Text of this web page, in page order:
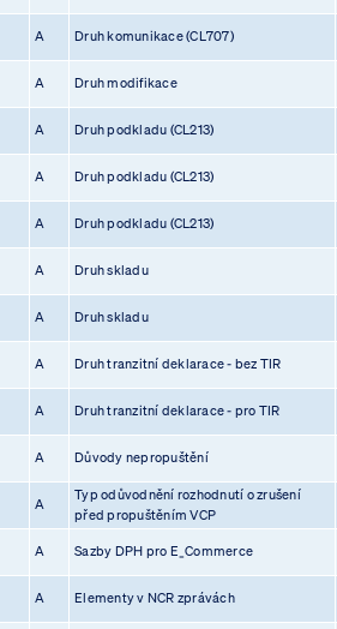
A Druh komunikace (CL707)
A Druh modifikace
A Druh podkladu (CL213)
A Druh podkladu (CL213)
A Druh podkladu (CL213)
A Druh skladu
A Druh skladu
A Druh tranzitní deklarace - bez TIR
A Druh tranzitní deklarace - pro TIR
A Důvody nepropuštění
A
Typ odůvodnění rozhodnutí o zrušení
před propuštěním VCP
A Sazby DPH pro E_Commerce
A Elementy v NCR zprávách